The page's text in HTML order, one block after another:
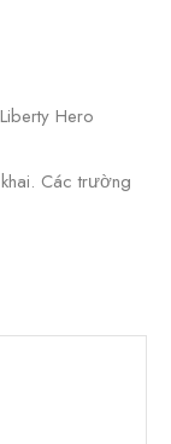
Hero
Các trường